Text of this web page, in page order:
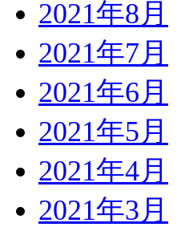
2021年8月
2021年7月
2021年6月
2021年5月
2021年4月
2021年3月